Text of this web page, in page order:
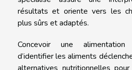
résultats et oriente vers les
plus sûrs et adaptés.
Concevoir une
d’identifier les aliments